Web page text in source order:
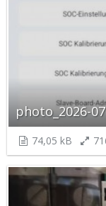
photo_2026-
74,05 kB